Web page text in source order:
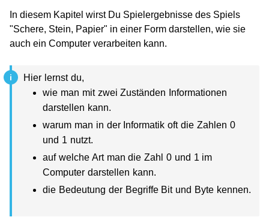
In diesem Kapitel wirst Du Spielergebnisse des Spiels
"Schere, Stein, Papier" in einer Form darstellen, wie sie
auch ein Computer verarbeiten kann.
Hier lernst du,
wie man mit zwei Zuständen Informationen
darstellen kann.
warum man in der Informatik oft die Zahlen 0
und 1 nutzt.
auf welche Art man die Zahl 0 und 1 im
Computer darstellen kann.
die Bedeutung der Begriffe Bit und Byte kennen.